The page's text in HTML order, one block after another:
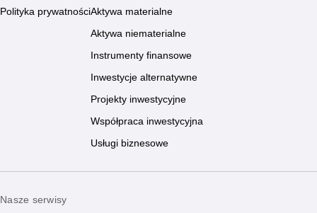
Polityka prywatnościAktywa materialne
Aktywa niematerialne
Instrumenty finansowe
Inwestycje alternatywne
Projekty inwestycyjne
Współpraca inwestycyjna
Usługi biznesowe
Nasze serwisy